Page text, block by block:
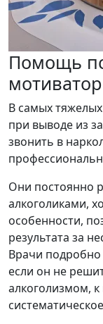
Помощь
В самых
при выводе из
звонить в
Они постоянно
алкоголиками,
особенности,
результата за
Врачи подробно
если он не
алкоголизмом,